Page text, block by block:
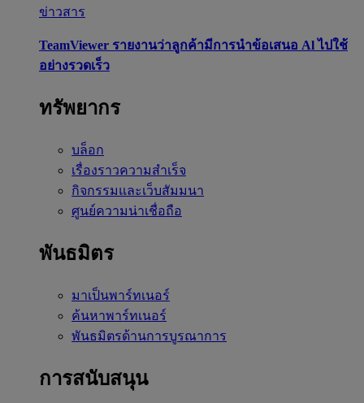
ข่าวสาร
TeamViewer รายงานว่าลูกค้ามีการนำข้อเสนอ Al ไปใช้
อย่างรวดเร็ว
ทรัพยากร
บล็อก
เรื่องราวความสำเร็จ
กิจกรรมและเว็บสัมมนา
ศูนย์ความน่าเชื่อถือ
พันธมิตร
มาเป็นพาร์ทเนอร์
ค้นหาพาร์ทเนอร์
พันธมิตรด้านการบูรณาการ
การสนับสนุน